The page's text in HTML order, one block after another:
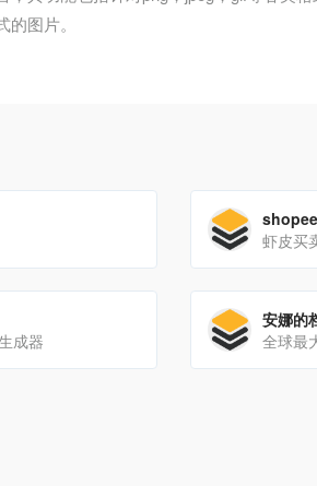
图片。
虾皮买
成器
安娜的
全球最